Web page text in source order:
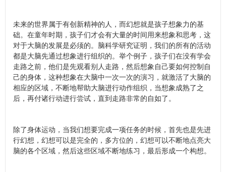
未来的世界属于有创新精神的人，而幻想就是孩子想象力的基
础。在童年时期，孩子们才会有大量的时间用来想象和思考，这
对于大脑的发展是必须的。脑科学研究证明，我们的所有的活动
都是大脑先通过想象进行组织的。举个例子，孩子们在没有学会
走路之前，他们是先观看别人走路，然后想象自己要如何控制自
己的身体，这种想象在大脑中一次一次的演习，就激活了大脑的
相应的区域，不断地帮助大脑进行动作组织，当想象成熟了之
后，再付诸行动进行尝试，直到走路非常的自如了。
除了身体运动，当我们想要完成一项任务的时候，首先也是先进
行幻想，幻想可以是完全的，多方位的，幻想可以不断地点亮大
脑的各个区域，然后这些区域不断地练习，最后形成一个构想。